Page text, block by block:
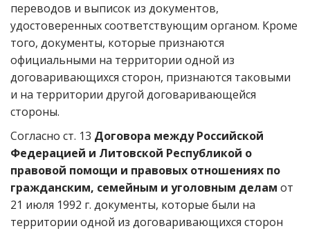
переводов и выписок из документов,
удостоверенных соответствующим органом. Кроме
того, документы, которые признаются
официальными на территории одной из
договаривающихся сторон, признаются таковыми
и на территории другой договаривающейся
стороны.
Согласно ст. 13 Договора между Российской
Федерацией и Литовской Республикой о
правовой помощи и правовых отношениях по
гражданским, семейным и уголовным делам от
21 июля 1992 г. документы, которые были на
территории одной из договаривающихся сторон